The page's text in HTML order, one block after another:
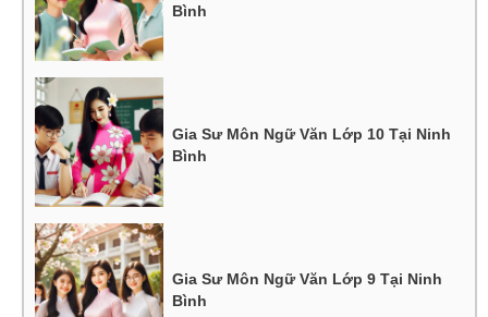
Bình
Gia Sư Môn Ngữ Văn Lớp 10 Tại Ninh
Bình
Gia Sư Môn Ngữ Văn Lớp 9 Tại Ninh
Bình